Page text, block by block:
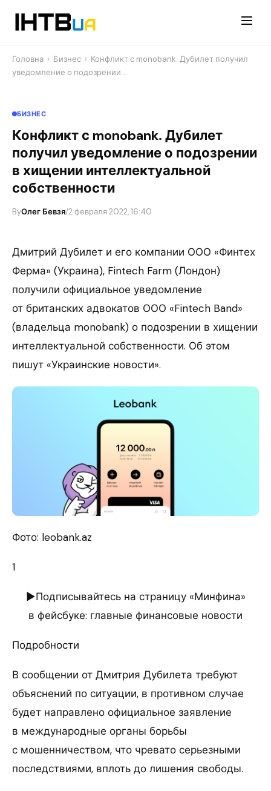
Головна › Бизнес › Конфликт с monobank. Дубилет получил
уведомление о подозрении…
БИЗНЕС
Конфликт с monobank. Дубилет
получил уведомление о подозрении
в хищении интеллектуальной
собственности
ByОлег Бевзя/2 февраля 2022, 16:40
Дмитрий Дубилет и его компании ООО «Финтех
Ферма» (Украина), Fintech Farm (Лондон)
получили официальное уведомление
от британских адвокатов ООО «Fintech Band»
(владельца monobank) о подозрении в хищении
интеллектуальной собственности. Об этом
пишут «Украинские новости».
Фото: leobank.az
1
►Подписывайтесь на страницу «Минфина»
в фейсбуке: главные финансовые новости
Подробности
В сообщении от Дмитрия Дубилета требуют
объяснений по ситуации, в противном случае
будет направлено официальное заявление
в международные органы борьбы
с мошенничеством, что чревато серьезными
последствиями, вплоть до лишения свободы.